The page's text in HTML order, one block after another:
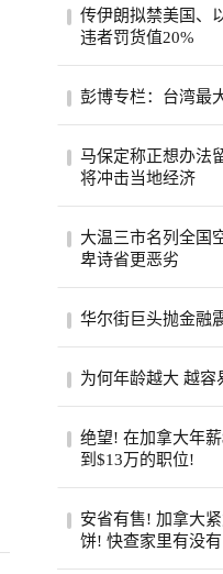
然把香
在社...
传伊朗拟禁美国、
违者罚货值20%
半官方
彭博专栏：台湾最
台湾民
社）...
马保定称正想办法
将冲击当地经济
脚点？
大温三市名列全国
卑诗省更恶劣
空气质
华尔街巨头抛金融
开始
为何年龄越大 越容
友似乎
本以...
绝望! 在加拿大年
到$13万的职位!
（r/
下跌的
安省有售! 加拿大
饼! 快查家里有没有